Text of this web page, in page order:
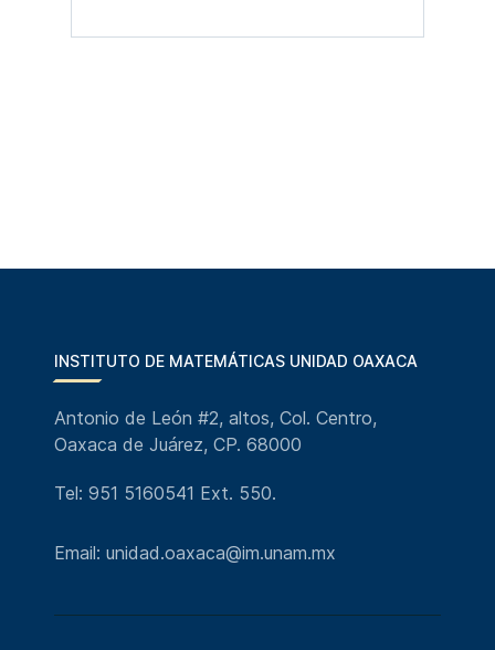
INSTITUTO DE MATEMÁTICAS UNIDAD OAXACA
Antonio de León #2, altos, Col. Centro,
Oaxaca de Juárez, CP. 68000
Tel: 951 5160541 Ext. 550.
Email: unidad.oaxaca@im.unam.mx